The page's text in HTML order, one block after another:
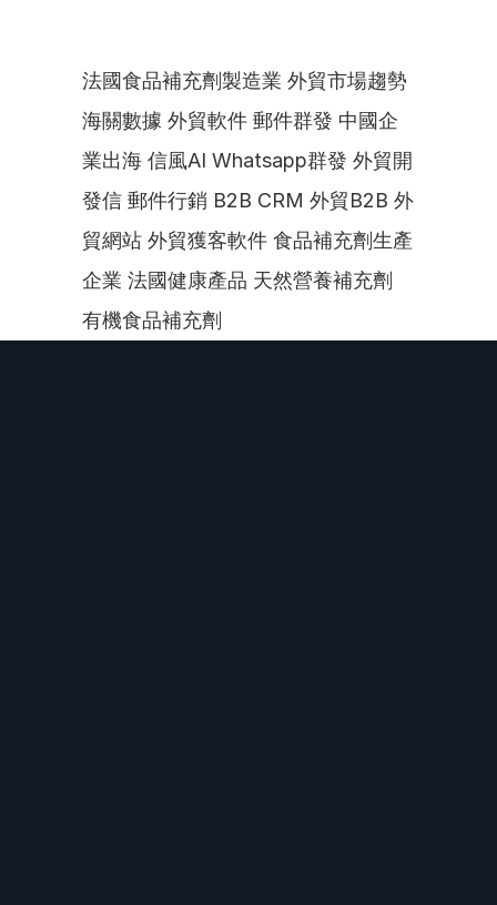
法國食品補充劑製造業 外貿市場趨勢
海關數據 外貿軟件 郵件群發 中國企
業出海 信風AI Whatsapp群發 外貿開
發信 郵件行銷 B2B CRM 外貿B2B 外
貿網站 外貿獲客軟件 食品補充劑生產
企業 法國健康產品 天然營養補充劑
有機食品補充劑